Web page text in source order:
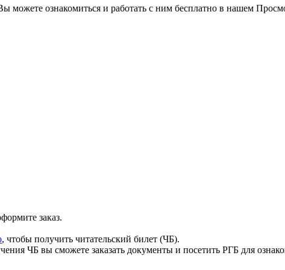
можете ознакомиться и работать с ним бесплатно в нашем
заказ.
, чтобы получить читательский билет (ЧБ).
ЧБ вы сможете заказать документы и посетить РГБ для